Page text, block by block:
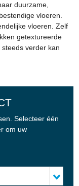
duurzame,
vloeren.
vloeren. Zelf
getextureerde
verder kan
Selecteer één
om uw